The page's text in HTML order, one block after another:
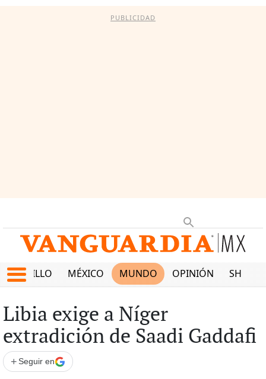
PUBLICIDAD
SALTILLO MÉXICO MUNDO OPINIÓN SHOW
Libia exige a Níger
extradición de Saadi Gaddafi
+ Seguir en